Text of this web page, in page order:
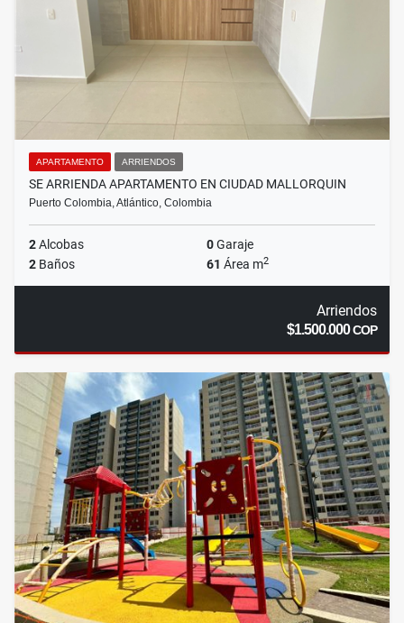
APARTAMENTO ARRIENDOS
SE ARRIENDA APARTAMENTO EN CIUDAD MALLORQUIN
Puerto Colombia, Atlántico, Colombia
2Alcobas 0Garaje
2 Baños 61 Área m2
Arriendos
$1.500.000COP